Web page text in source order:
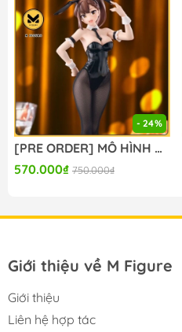
- 24%
[PRE ORDER] MÔ HÌNH Seitokai ni mo Ana wa Aru! - Kotobuki Hisako - BiCute Bunnies (FuRyu) FIGURE CHÍNH HÃNG
570.000₫ 750.000₫
Giới thiệu về M Figure
Giới thiệu
Liên hệ hợp tác